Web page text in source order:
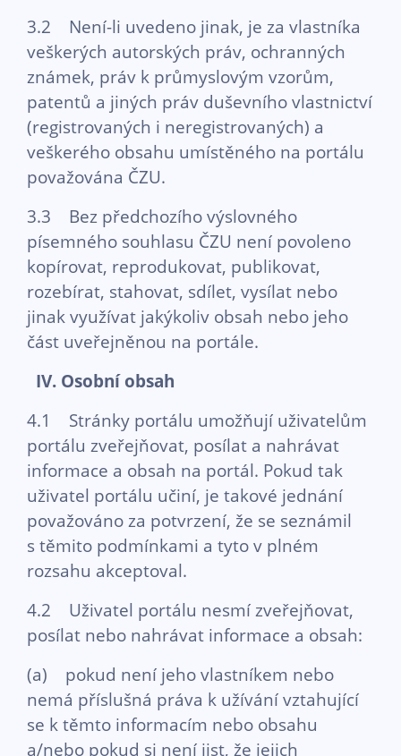
3.2 Není-li uvedeno jinak, je za vlastníka
veškerých autorských práv, ochranných
známek, práv k průmyslovým vzorům,
patentů a jiných práv duševního vlastnictví
(registrovaných i neregistrovaných) a
veškerého obsahu umístěného na portálu
považována ČZU.
3.3 Bez předchozího výslovného
písemného souhlasu ČZU není povoleno
kopírovat, reprodukovat, publikovat,
rozebírat, stahovat, sdílet, vysílat nebo
jinak využívat jakýkoliv obsah nebo jeho
část uveřejněnou na portále.
IV. Osobní obsah
4.1 Stránky portálu umožňují uživatelům
portálu zveřejňovat, posílat a nahrávat
informace a obsah na portál. Pokud tak
uživatel portálu učiní, je takové jednání
považováno za potvrzení, že se seznámil
s těmito podmínkami a tyto v plném
rozsahu akceptoval.
4.2 Uživatel portálu nesmí zveřejňovat,
posílat nebo nahrávat informace a obsah:
(a) pokud není jeho vlastníkem nebo
nemá příslušná práva k užívání vztahující
se k těmto informacím nebo obsahu
a/nebo pokud si není jist, že jejich